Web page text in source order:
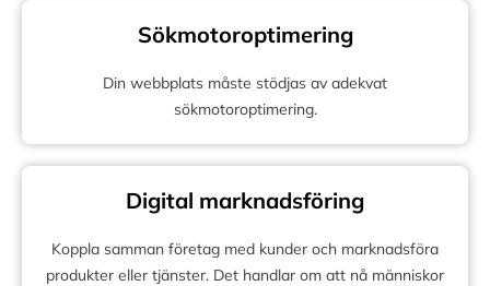
Sökmotoroptimering
Din webbplats måste stödjas av adekvat
sökmotoroptimering.
Digital marknadsföring
Koppla samman företag med kunder och marknadsföra
produkter eller tjänster. Det handlar om att nå människor